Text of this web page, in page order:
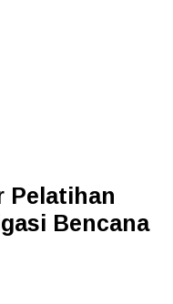
Pelatihan
Bencana